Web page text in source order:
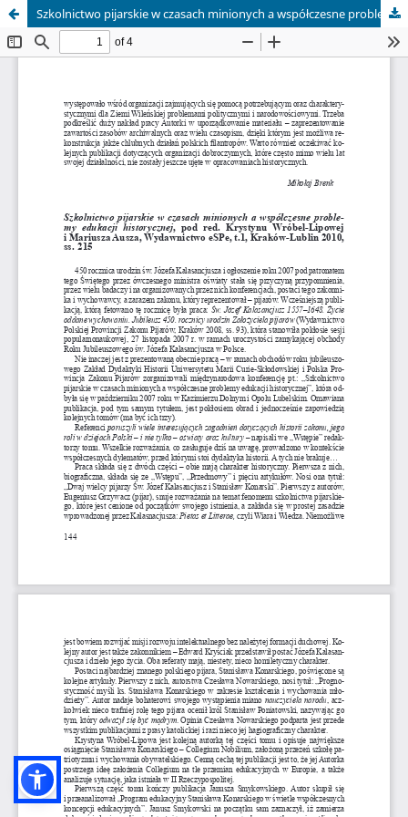
Szkolnictwo pijarskie w czasach minionych a współczesne problemy edukacji historycznej, pod red. Krystynu Wróbel-Lipowej i Mariusza Ausza, Wydawnictwo eSPe, t.1, Kraków-Lublin 2010, ss. 215